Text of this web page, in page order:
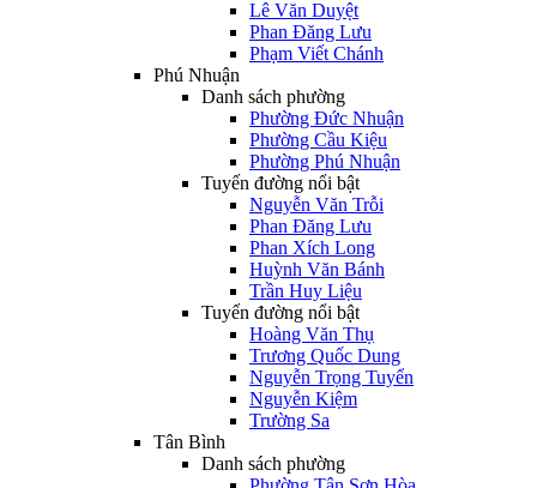
Lê Văn Duyệt
Phan Đăng Lưu
Phạm Viết Chánh
Phú Nhuận
Danh sách phường
Phường Đức Nhuận
Phường Cầu Kiệu
Phường Phú Nhuận
Tuyến đường nổi bật
Nguyễn Văn Trỗi
Phan Đăng Lưu
Phan Xích Long
Huỳnh Văn Bánh
Trần Huy Liệu
Tuyến đường nổi bật
Hoàng Văn Thụ
Trương Quốc Dung
Nguyễn Trọng Tuyển
Nguyễn Kiệm
Trường Sa
Tân Bình
Danh sách phường